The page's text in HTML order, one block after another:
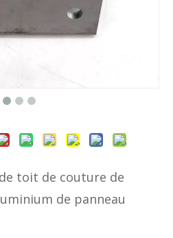
toit de couture de
de panneau